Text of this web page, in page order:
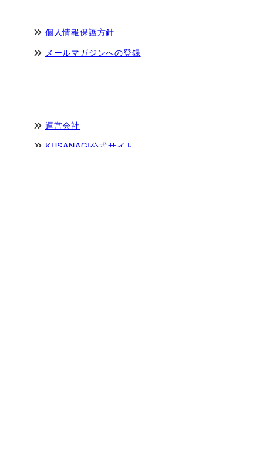
個人情報保護方針
メールマガジンへの登録
運営会社
KUSANAGI公式サイト